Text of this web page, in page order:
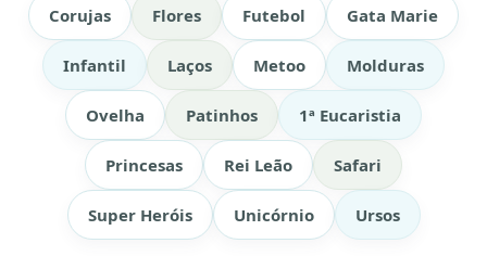
Corujas Flores Futebol Gata Marie
Infantil Laços Metoo Molduras
Ovelha Patinhos 1ª Eucaristia
Princesas Rei Leão Safari
Super Heróis Unicórnio Ursos